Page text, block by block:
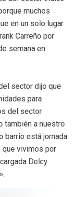
muchos
en un solo lugar
Carreño por
semana en
sector dijo que
para
del sector
también a nuestro
barrio está jornada
que vivimos por
Delcy